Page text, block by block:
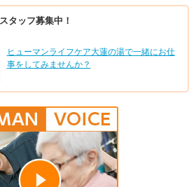
スタッフ募集中！
ヒューマンライフケア大蓮の湯で一緒にお仕
事をしてみませんか？